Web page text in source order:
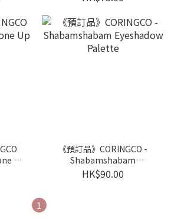
Up
《預訂品》CORINGCO -
Shabamshabam
Eyeshadow Palette
HK$90.00
1